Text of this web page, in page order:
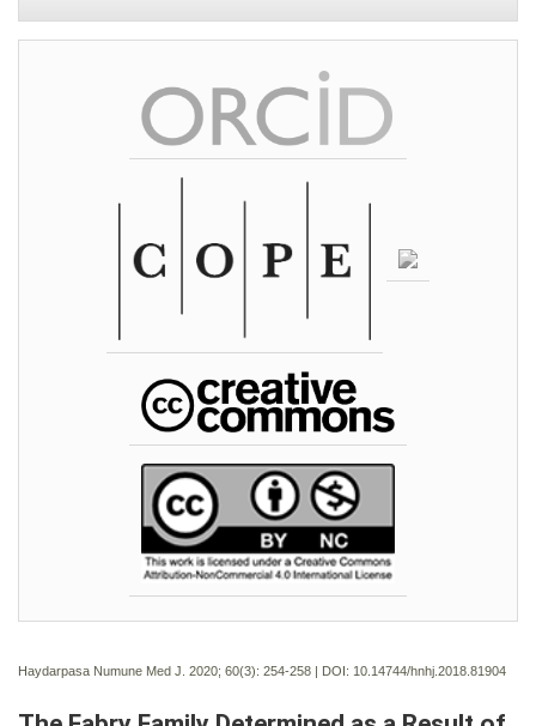
Haydarpasa Numune Med J. 2020; 60(3): 254-258 | DOI: 10.14744/hnhj.2018.81904